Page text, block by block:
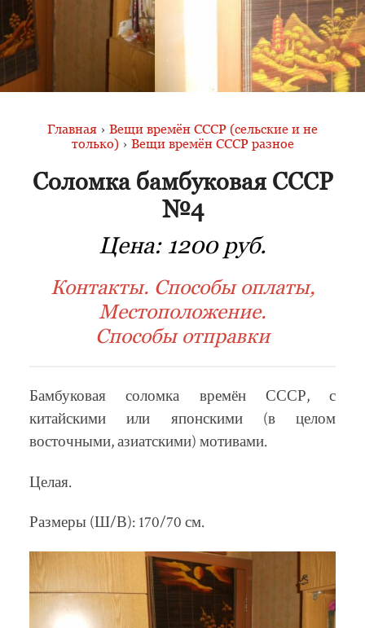
Главная › Вещи времён СССР (сельские и не
только) › Вещи времён СССР разное
Соломка бамбуковая СССР
№4
Цена: 1200 руб.
Контакты. Способы оплаты,
Местоположение.
Способы отправки
Бамбуковая соломка времён СССР, с
китайскими или японскими (в целом
восточными, азиатскими) мотивами.
Целая.
Размеры (Ш/В): 170/70 см.